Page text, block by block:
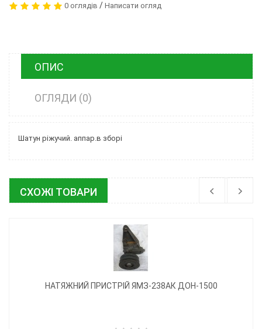
0 оглядів / Написати огляд
ОПИС
ОГЛЯДИ (0)
Шатун ріжучий. аппар.в зборі
СХОЖІ ТОВАРИ
НАТЯЖНИЙ ПРИСТРІЙ ЯМЗ-238АК ДОН-1500